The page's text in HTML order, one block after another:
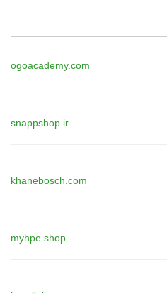
ogoacademy.com
snappshop.ir
khanebosch.com
myhpe.shop